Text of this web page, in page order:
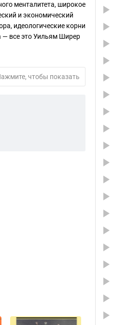
менталитета, широкое
и экономический
идеологические корни
— все это Уильям Ширер
чтобы показать